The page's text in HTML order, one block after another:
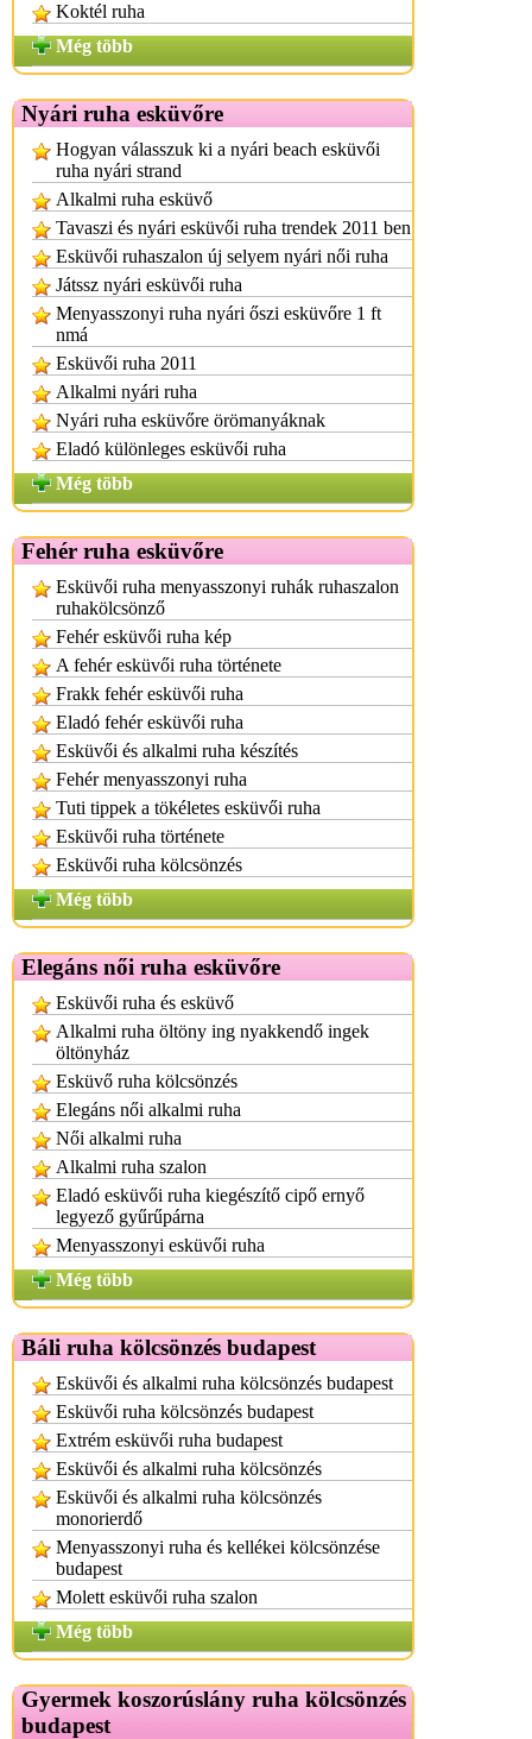
Koktél ruha
Még több
Nyári ruha esküvőre
Hogyan válasszuk ki a nyári beach esküvői
ruha nyári strand
Alkalmi ruha esküvő
Tavaszi és nyári esküvői ruha trendek 2011 ben
Esküvői ruhaszalon új selyem nyári női ruha
Játssz nyári esküvői ruha
Menyasszonyi ruha nyári őszi esküvőre 1 ft
nmá
Esküvői ruha 2011
Alkalmi nyári ruha
Nyári ruha esküvőre örömanyáknak
Eladó különleges esküvői ruha
Még több
Fehér ruha esküvőre
Esküvői ruha menyasszonyi ruhák ruhaszalon
ruhakölcsönző
Fehér esküvői ruha kép
A fehér esküvői ruha története
Frakk fehér esküvői ruha
Eladó fehér esküvői ruha
Esküvői és alkalmi ruha készítés
Fehér menyasszonyi ruha
Tuti tippek a tökéletes esküvői ruha
Esküvői ruha története
Esküvői ruha kölcsönzés
Még több
Elegáns női ruha esküvőre
Esküvői ruha és esküvő
Alkalmi ruha öltöny ing nyakkendő ingek
öltönyház
Esküvő ruha kölcsönzés
Elegáns női alkalmi ruha
Női alkalmi ruha
Alkalmi ruha szalon
Eladó esküvői ruha kiegészítő cipő ernyő
legyező gyűrűpárna
Menyasszonyi esküvői ruha
Még több
Báli ruha kölcsönzés budapest
Esküvői és alkalmi ruha kölcsönzés budapest
Esküvői ruha kölcsönzés budapest
Extrém esküvői ruha budapest
Esküvői és alkalmi ruha kölcsönzés
Esküvői és alkalmi ruha kölcsönzés
monorierdő
Menyasszonyi ruha és kellékei kölcsönzése
budapest
Molett esküvői ruha szalon
Még több
Gyermek koszorúslány ruha kölcsönzés
budapest